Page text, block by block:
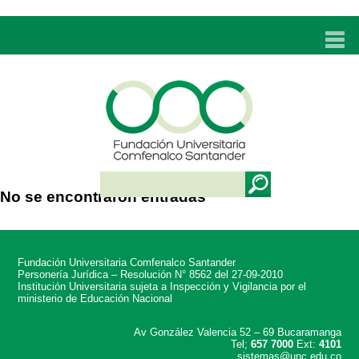
UNC
ADMISIONES
PROGRAMAS
TÉCNICOS LABORALES
BIENESTAR
BIBLIOTECA
EDUCACIÓN CONTINUA
No se encontraron entradas
Fundación Universitaria Comfenalco Santander
Personería Jurídica – Resolución N° 8562 del 27-09-2010
Institución Universitaria sujeta a Inspección y Vigilancia por el
ministerio de Educación Nacional
Av González Valencia 52 – 69 Bucaramanga
Tel; 657 7000Ext: 4101
sistemas@unc.edu.co